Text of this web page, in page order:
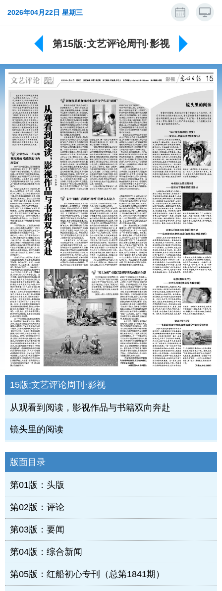
2026年04月22日 星期三
第15版:文艺评论周刊·影视
15版:文艺评论周刊·影视
从观看到阅读，影视作品与书籍双向奔赴
镜头里的阅读
版面目录
第01版：头版
第02版：评论
第03版：要闻
第04版：综合新闻
第05版：红船初心专刊（总第1841期）